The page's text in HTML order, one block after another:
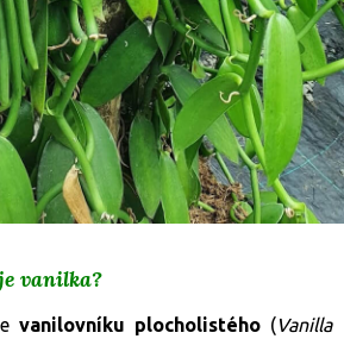
vanilka?
vanilovníku plocholistého (Vanilla